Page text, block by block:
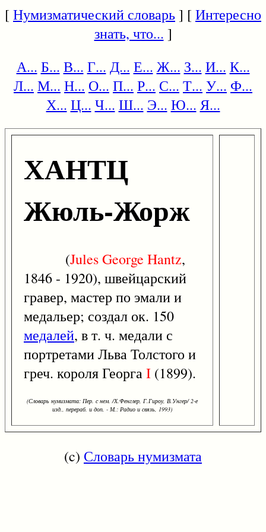
[Нумизматический словарь] [Интересно
знать, что... ]
А... Б... В... Г... Д... Е... Ж... З... И... К...
Л... М... Н... О... П... Р... С... Т... У... Ф...
Х... Ц... Ч... Ш... Э... Ю... Я...
ХАНТЦ
Жюль-Жорж
(JulesGeorge Hantz,
1846 - 1920), швейцарский
гравер, мастер по эмали и
медальер; создал ок. 150
медалей, в т. ч. медали с
портретами Льва Толстого и
греч. короля ГеоргаI (1899).
(Словарь нумизмата: Пер. с нем. /Х.Фенглер, Г.Гироу, В.Унгер/ 2-е
изд., перераб. и доп. - М.: Радио и связь, 1993)
(c) Словарь нумизмата